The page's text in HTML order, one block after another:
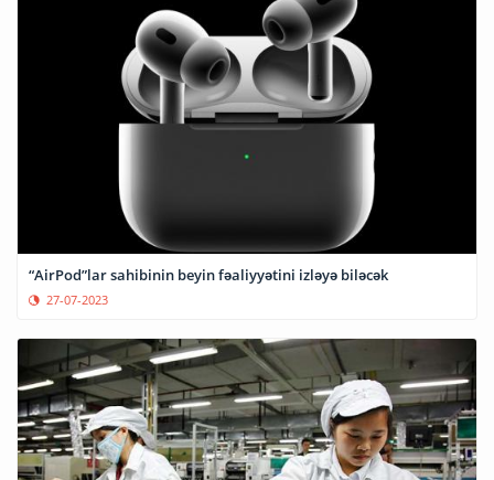
“AirPod”lar sahibinin beyin fəaliyyətini izləyə biləcək
27-07-2023